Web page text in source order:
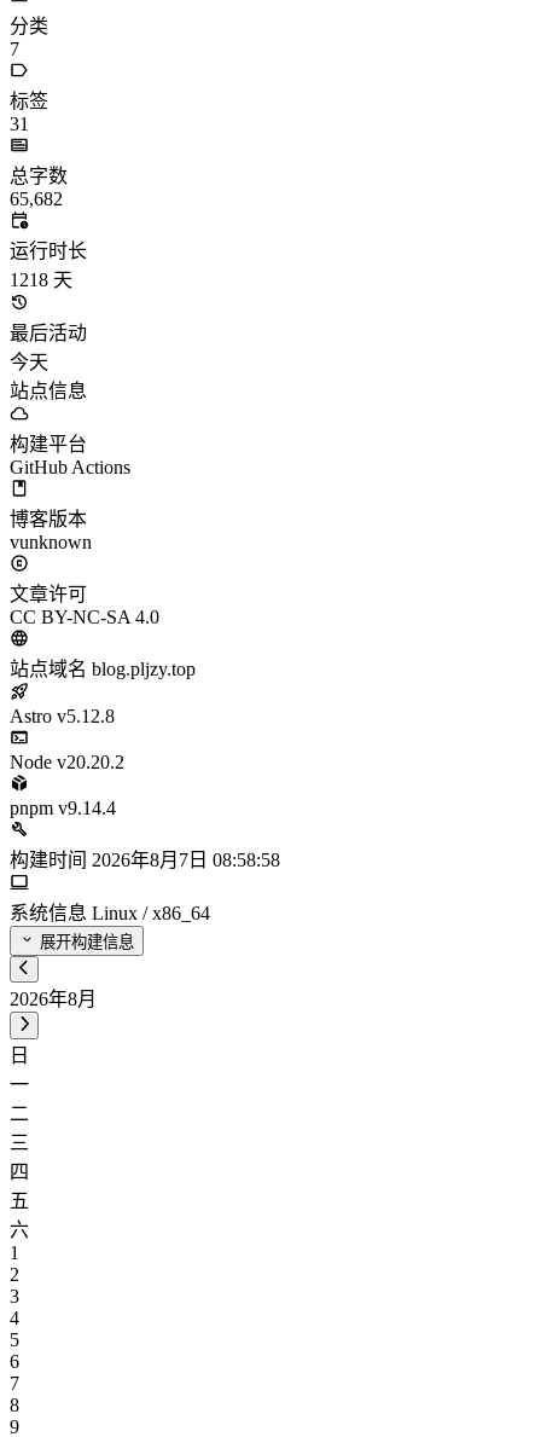
分类
7
标签
31
总字数
65,682
运行时长
1218 天
最后活动
今天
站点信息
构建平台
GitHub Actions
博客版本
vunknown
文章许可
CC BY-NC-SA 4.0
站点域名 blog.pljzy.top
Astro v5.12.8
Node v20.20.2
pnpm v9.14.4
构建时间 2026年8月7日 08:58:58
系统信息 Linux / x86_64
展开构建信息
2026年8月
日
一
二
三
四
五
六
1
2
3
4
5
6
7
8
9